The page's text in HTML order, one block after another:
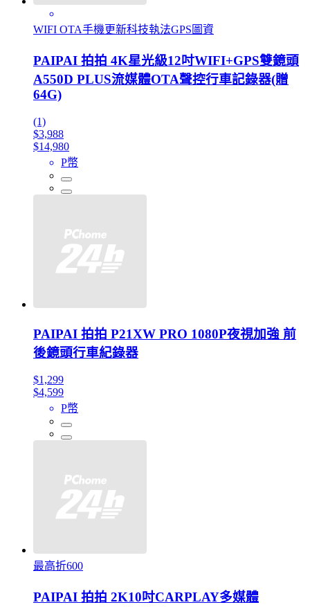
WIFI OTA手機更新科技執法GPS圖資
PAIPAI 拍拍 4K星光級12吋WIFI+GPS雙鏡頭
A550D PLUS流媒體OTA聲控行車記錄器(贈
64G)
(1)
$3,988
$14,980
P幣
PAIPAI 拍拍 P21XW PRO 1080P夜視加強 前
後鏡頭行車紀錄器
$1,299
$4,599
P幣
最高折600
PAIPAI 拍拍 2K10吋CARPLAY多媒體